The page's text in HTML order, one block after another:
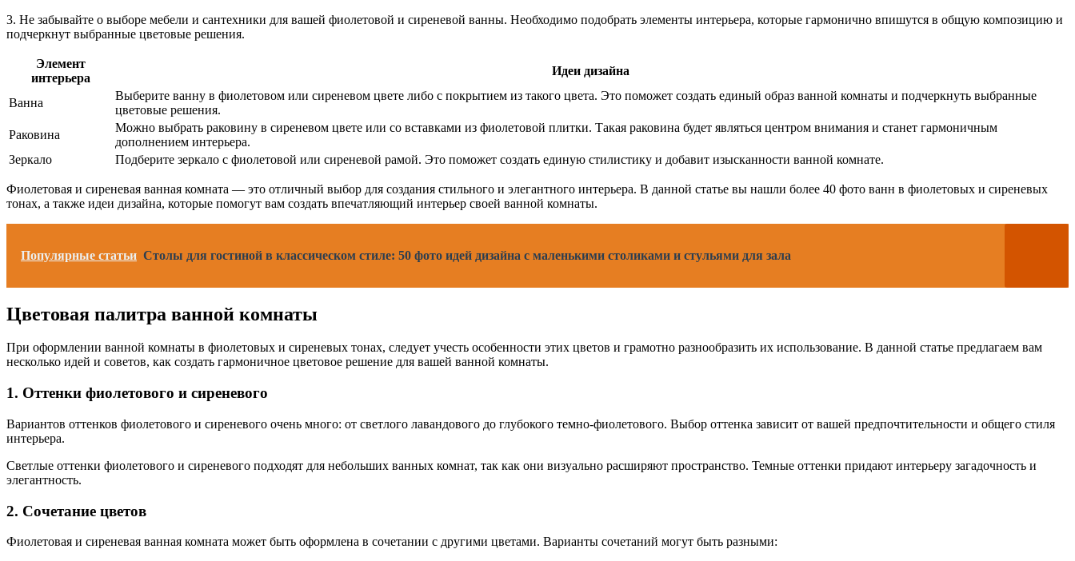
3. Не забывайте о выборе мебели и сантехники для вашей фиолетовой и сиреневой ванны. Необходимо подобрать элементы интерьера, которые гармонично впишутся в общую композицию и
подчеркнут выбранные цветовые решения.
Элемент
интерьера
Идеи дизайна
Ванна
Выберите ванну в фиолетовом или сиреневом цвете либо с покрытием из такого цвета. Это поможет создать единый образ ванной комнаты и подчеркнуть выбранные
цветовые решения.
Раковина
Можно выбрать раковину в сиреневом цвете или со вставками из фиолетовой плитки. Такая раковина будет являться центром внимания и станет гармоничным
дополнением интерьера.
Зеркало
Подберите зеркало с фиолетовой или сиреневой рамой. Это поможет создать единую стилистику и добавит изысканности ванной комнате.
Фиолетовая и сиреневая ванная комната — это отличный выбор для создания стильного и элегантного интерьера. В данной статье вы нашли более 40 фото ванн в фиолетовых и сиреневых
тонах, а также идеи дизайна, которые помогут вам создать впечатляющий интерьер своей ванной комнаты.
Популярные статьи Столы для гостиной в классическом стиле: 50 фото идей дизайна с маленькими столиками и стульями для зала
Цветовая палитра ванной комнаты
При оформлении ванной комнаты в фиолетовых и сиреневых тонах, следует учесть особенности этих цветов и грамотно разнообразить их использование. В данной статье предлагаем вам
несколько идей и советов, как создать гармоничное цветовое решение для вашей ванной комнаты.
1. Оттенки фиолетового и сиреневого
Вариантов оттенков фиолетового и сиреневого очень много: от светлого лавандового до глубокого темно-фиолетового. Выбор оттенка зависит от вашей предпочтительности и общего стиля
интерьера.
Светлые оттенки фиолетового и сиреневого подходят для небольших ванных комнат, так как они визуально расширяют пространство. Темные оттенки придают интерьеру загадочность и
элегантность.
2. Сочетание цветов
Фиолетовая и сиреневая ванная комната может быть оформлена в сочетании с другими цветами. Варианты сочетаний могут быть разными: